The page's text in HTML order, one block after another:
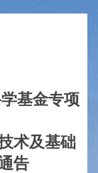
基金专项
术及基础
告